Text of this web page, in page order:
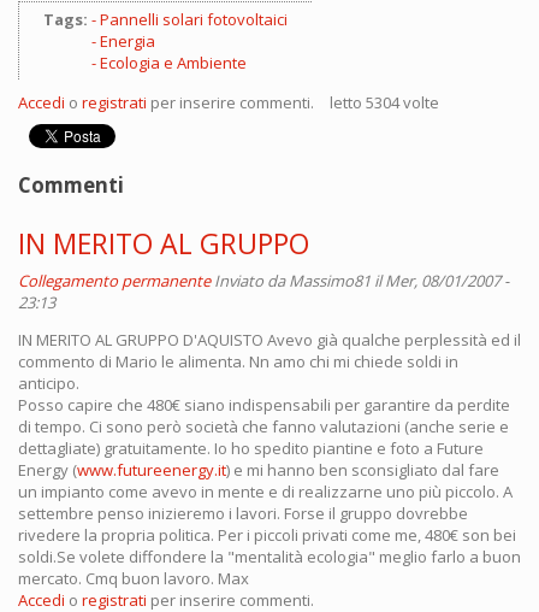
Tags:
Pannelli solari fotovoltaici
Energia
Ecologia e Ambiente
Accedi o registrati per inserire commenti. letto 5304 volte
Commenti
IN MERITO AL GRUPPO
Collegamento permanente Inviato daMassimo81 il Mer, 08/01/2007 -
23:13
IN MERITO AL GRUPPO D'AQUISTO Avevo già qualche perplessità ed il
commento di Mario le alimenta. Nn amo chi mi chiede soldi in
anticipo.
Posso capire che 480€ siano indispensabili per garantire da perdite
di tempo. Ci sono però società che fanno valutazioni (anche serie e
dettagliate) gratuitamente. Io ho spedito piantine e foto a Future
Energy (www.futureenergy.it) e mi hanno ben sconsigliato dal fare
un impianto come avevo in mente e di realizzarne uno più piccolo. A
settembre penso inizieremo i lavori. Forse il gruppo dovrebbe
rivedere la propria politica. Per i piccoli privati come me, 480€ son bei
soldi.Se volete diffondere la "mentalità ecologia" meglio farlo a buon
mercato. Cmq buon lavoro. Max
Accedi o registrati per inserire commenti.